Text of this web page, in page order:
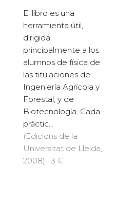
El libro es una
herramienta útil,
dirigida
principalmente a los
alumnos de física de
las titulaciones de
Ingeniería Agrícola y
Forestal, y de
Biotecnología. Cada
práctic...
(Edicions de la
Universitat de Lleida,
2008) · 3 €